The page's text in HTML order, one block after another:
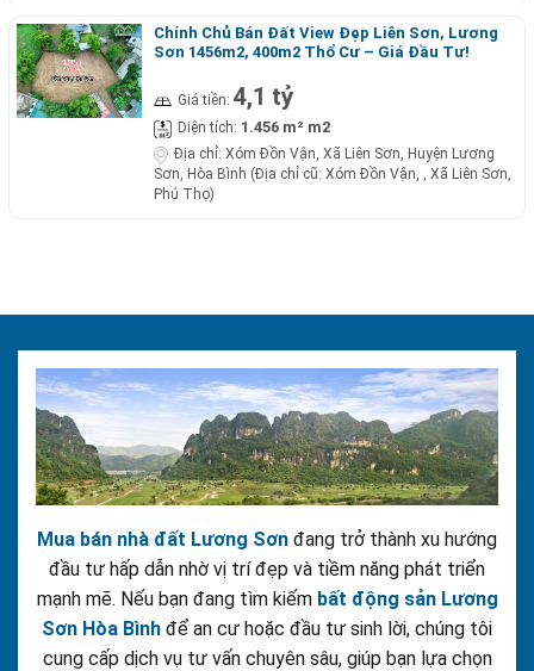
Chính Chủ Bán Đất View Đẹp Liên Sơn, Lương
Sơn 1456m2, 400m2 Thổ Cư – Giá Đầu Tư!
Giá tiền: 4,1 tỷ
Diện tích: 1.456 m² m2
Địa chỉ: Xóm Đồn Vận, Xã Liên Sơn, Huyện Lương
Sơn, Hòa Bình (Địa chỉ cũ: Xóm Đồn Vận, , Xã Liên Sơn,
Phú Thọ)
Mua bán nhà đất Lương Sơn đang trở thành xu hướng
đầu tư hấp dẫn nhờ vị trí đẹp và tiềm năng phát triển
mạnh mẽ. Nếu bạn đang tìm kiếm bất động sản Lương
Sơn Hòa Bình để an cư hoặc đầu tư sinh lời, chúng tôi
cung cấp dịch vụ tư vấn chuyên sâu, giúp bạn lựa chọn